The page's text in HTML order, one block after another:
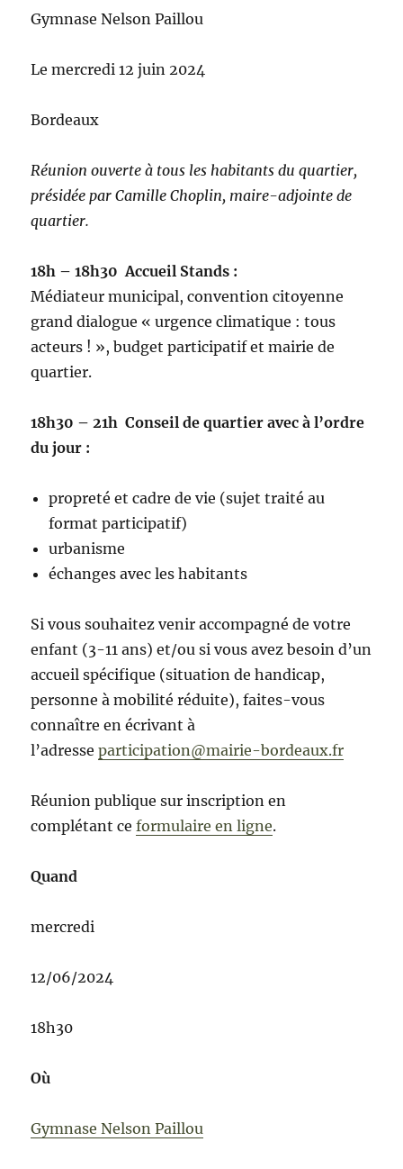
Gymnase Nelson Paillou
Le mercredi 12 juin 2024
Bordeaux
Réunion ouverte à tous les habitants du quartier,
présidée par Camille Choplin, maire-adjointe de
quartier.
18h – 18h30 Accueil Stands :
Médiateur municipal, convention citoyenne
grand dialogue « urgence climatique : tous
acteurs ! », budget participatif et mairie de
quartier.
18h30 – 21h Conseil de quartier avec à l’ordre
du jour :
propreté et cadre de vie (sujet traité au
format participatif)
urbanisme
échanges avec les habitants
Si vous souhaitez venir accompagné de votre
enfant (3-11 ans) et/ou si vous avez besoin d’un
accueil spécifique (situation de handicap,
personne à mobilité réduite), faites-vous
connaître en écrivant à
l’adresseparticipation@mairie-bordeaux.fr
Réunion publique sur inscription en
complétant ceformulaire en ligne.
Quand
mercredi
12/06/2024
18h30
Où
Gymnase Nelson Paillou